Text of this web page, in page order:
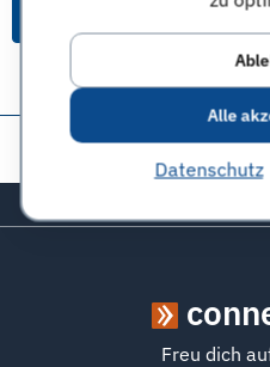
Alle
Datenschutz
Alle Themen &
Diese Seite
Freu dich